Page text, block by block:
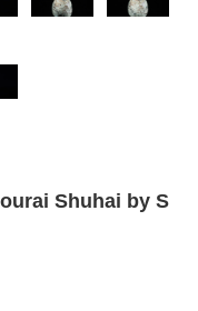
Shuhai by S